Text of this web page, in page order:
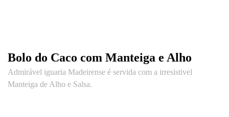
Bolo do Caco com Manteiga e Alho
Admirável iguaria Madeirense é servida com a irresistivel
Manteiga de Alho e Salsa.